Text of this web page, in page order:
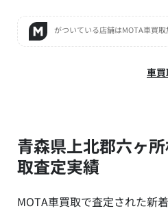
がついている店舗はMOTA車買取
車
青森県上北郡六ヶ
取査定実績
MOTA車買取で査定された新